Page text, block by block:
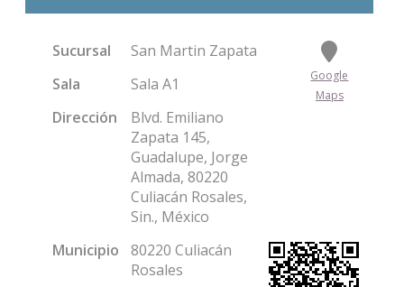
Sucursal
San Martin Zapata
Sala
Sala A1
Dirección
Blvd. Emiliano
Zapata 145,
Guadalupe, Jorge
Almada, 80220
Culiacán Rosales,
Sin., México
Municipio
80220 Culiacán
Rosales
Google
Maps